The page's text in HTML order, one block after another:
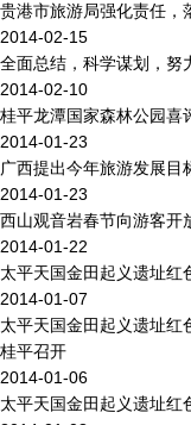
贵港市旅游局强化责任，
2014-02-15
全面总结，科学谋划，努
2014-02-10
桂平龙潭国家森林公园喜
2014-01-23
广西提出今年旅游发展目
2014-01-23
西山观音岩春节向游客开
2014-01-22
太平天国金田起义遗址红
2014-01-07
太平天国金田起义遗址红
桂平召开
2014-01-06
太平天国金田起义遗址红